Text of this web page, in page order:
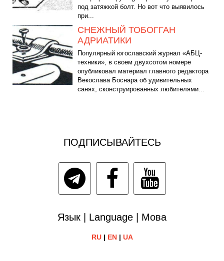
под затяжкой болт. Но вот что выявилось
при...
СНЕЖНЫЙ ТОБОГГАН
АДРИАТИКИ
Популярный югославский журнал «АБЦ-
техники», в своем двухсотом номере
опубликовал материал главного редактора
Векослава Боснара об удивительных
санях, сконструированных любителями...
ПОДПИСЫВАЙТЕСЬ
Язык | Language | Мова
RU| EN| UA